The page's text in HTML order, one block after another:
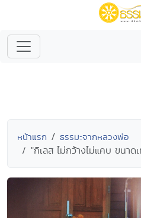
หน้าแรก ธรรมะจากหลวงพ่อ
"กิเลส ไม่กว้างไม่แคบ ขนาด